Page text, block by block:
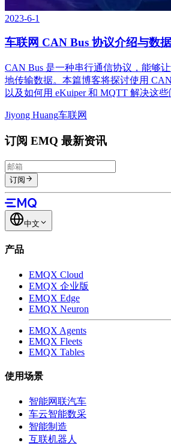
2023-6-1
车联网 CAN Bus 协议介绍与数
CAN Bus 是一种串行通信协议，能够
地传输数据。本篇博客将探讨使用
以及如何用 eKuiper 和 MQTT 解决这些
Jiyong Huang车联网
订阅 EMQ 最新资讯
订阅
中文
产品
EMQX Cloud
EMQX 企业版
EMQX Edge
EMQX Neuron
EMQX Agents
EMQX Fleets
EMQX Tables
使用场景
智能网联汽车
车云智能数采
智能制造
互联机器人